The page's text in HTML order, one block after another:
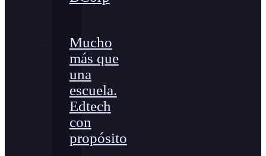
Mucho
más que
una
escuela.
Edtech
con
propósito